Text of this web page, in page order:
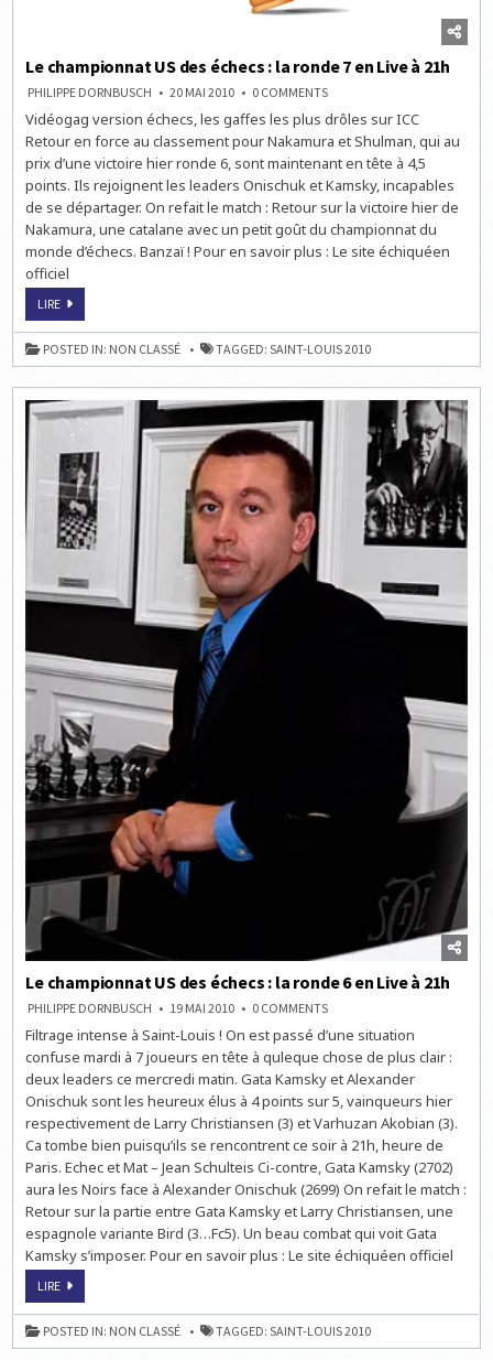
Le championnat US des échecs : la ronde 7 en Live à 21h
PHILIPPE DORNBUSCH 20 MAI 2010 0 COMMENTSON
CHAMPIONNAT
DES
ÉCHECS
:
LA
7
EN
LIVE
À
Vidéogag version échecs, les gaffes les plus drôles sur ICC
Retour en force au classement pour Nakamura et Shulman, qui au
prix d’une victoire hier ronde 6, sont maintenant en tête à 4,5
points. Ils rejoignent les leaders Onischuk et Kamsky, incapables
de se départager. On refait le match : Retour sur la victoire hier de
Nakamura, une catalane avec un petit goût du championnat du
monde d’échecs. Banzaï ! Pour en savoir plus : Le site échiquéen
officiel
LIRELE
US
DES
ÉCHECS
:
7
EN
21H
POSTED IN: NON CLASSÉ TAGGED:SAINT-LOUIS 2010
Le championnat US des échecs : la ronde 6 en Live à 21h
PHILIPPE DORNBUSCH 19 MAI 2010 0 COMMENTSON
CHAMPIONNAT
DES
ÉCHECS
:
LA
RONDE
6
EN
LIVE
À
Filtrage intense à Saint-Louis ! On est passé d’une situation
confuse mardi à 7 joueurs en tête à quleque chose de plus clair :
deux leaders ce mercredi matin. Gata Kamsky et Alexander
Onischuk sont les heureux élus à 4 points sur 5, vainqueurs hier
respectivement de Larry Christiansen (3) et Varhuzan Akobian (3).
Ca tombe bien puisqu’ils se rencontrent ce soir à 21h, heure de
Paris. Echec et Mat – Jean Schulteis Ci-contre, Gata Kamsky (2702)
aura les Noirs face à Alexander Onischuk (2699) On refait le match :
Retour sur la partie entre Gata Kamsky et Larry Christiansen, une
espagnole variante Bird (3…Fc5). Un beau combat qui voit Gata
Kamsky s’imposer. Pour en savoir plus : Le site échiquéen officiel
LIRELE
US
DES
ÉCHECS
:
POSTED IN: NON CLASSÉ TAGGED:SAINT-LOUIS 2010